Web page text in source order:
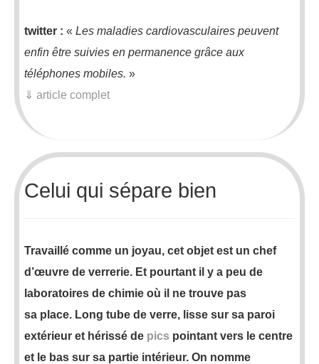
twitter : « Les maladies cardiovasculaires peuvent
enfin être suivies en permanence grâce aux
téléphones mobiles. »
⇓ article complet
Celui qui sépare bien
Travaillé comme un joyau, cet objet est un chef
d’œuvre de verrerie. Et pourtant il y a peu de
laboratoires de chimie où il ne trouve pas
sa place. Long tube de verre, lisse sur sa paroi
extérieur et hérissé de pics pointant vers le centre
et le bas sur sa partie intérieur. On nomme